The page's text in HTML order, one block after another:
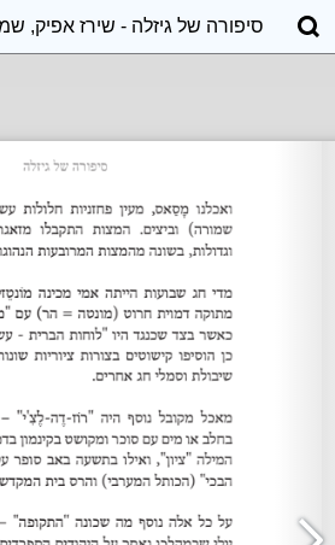
סיפורה של גיזלה - שירז אפיק,